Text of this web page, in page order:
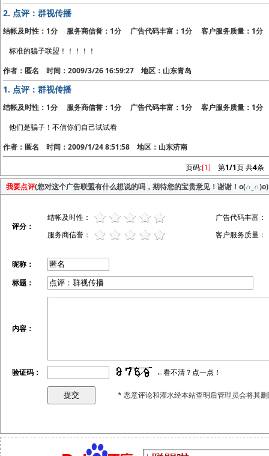
2. 点评：群视传播
结帐及时性：1分 服务商信誉：1分 广告代码丰富：1分 客户服务质量：1分
标准的骗子联盟！！！！！
作者：匿名 时间：2009/3/26 16:59:27 地区：山东青岛
1. 点评：群视传播
结帐及时性：1分 服务商信誉：1分 广告代码丰富：1分 客户服务质量：1分
他们是骗子！不信你们自己试试看
作者：匿名 时间：2009/1/24 8:51:58 地区：山东济南
页码:[1] 第1/1页 共4条
我要点评(您对这个广告联盟有什么想说的吗，期待您的宝贵意见！谢谢！o(∩_∩)o)
评分：
结帐及时性：
广告代码丰富：
服务商信誉：
客户服务质量：
昵称：
标题：
内容：
验证码： ←看不清？点一点！
* 恶意评论和灌水经本站查明后管理员会将其